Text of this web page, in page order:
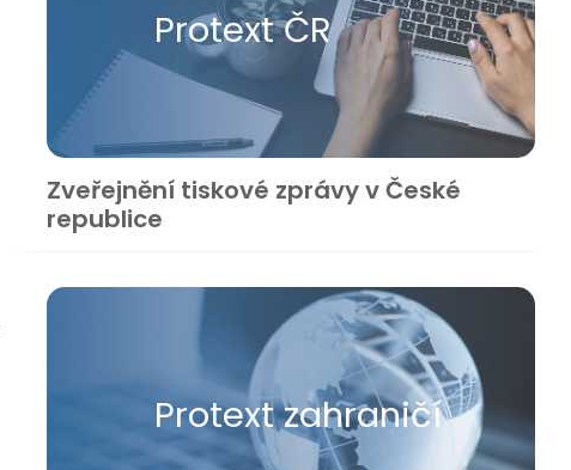
Protext ČR
Zveřejnění tiskové zprávy v České
republice
Protext zahraničí